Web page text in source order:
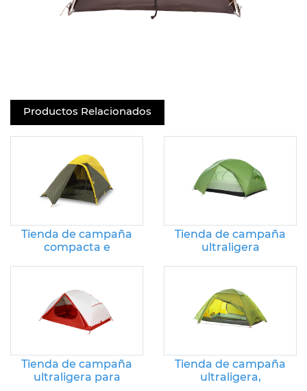
Productos Relacionados
Tienda de campaña
compacta e
Tienda de campaña
ultraligera
estaciones
Tienda de campaña
ultraligera para
Tienda de campaña
ultraligera,